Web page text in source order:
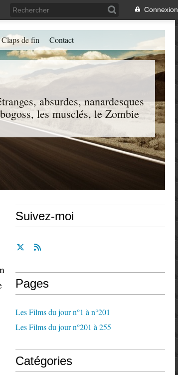
Connexion
absurdes, nanardesques
les musclés, le Zombie
Claps de fin Contact
Suivez-moi
Pages
Les Films du jour n°1 à n°201
Les Films du jour n°201 à 255
Catégories